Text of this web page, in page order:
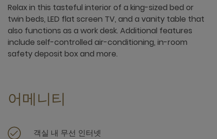
Relax in this tasteful interior of a king-sized bed or
twin beds, LED flat screen TV, and a vanity table that
also functions as a work desk. Additional features
include self-controlled air-conditioning, in-room
safety deposit box and more.
어메니티
객실 내 무선 인터넷